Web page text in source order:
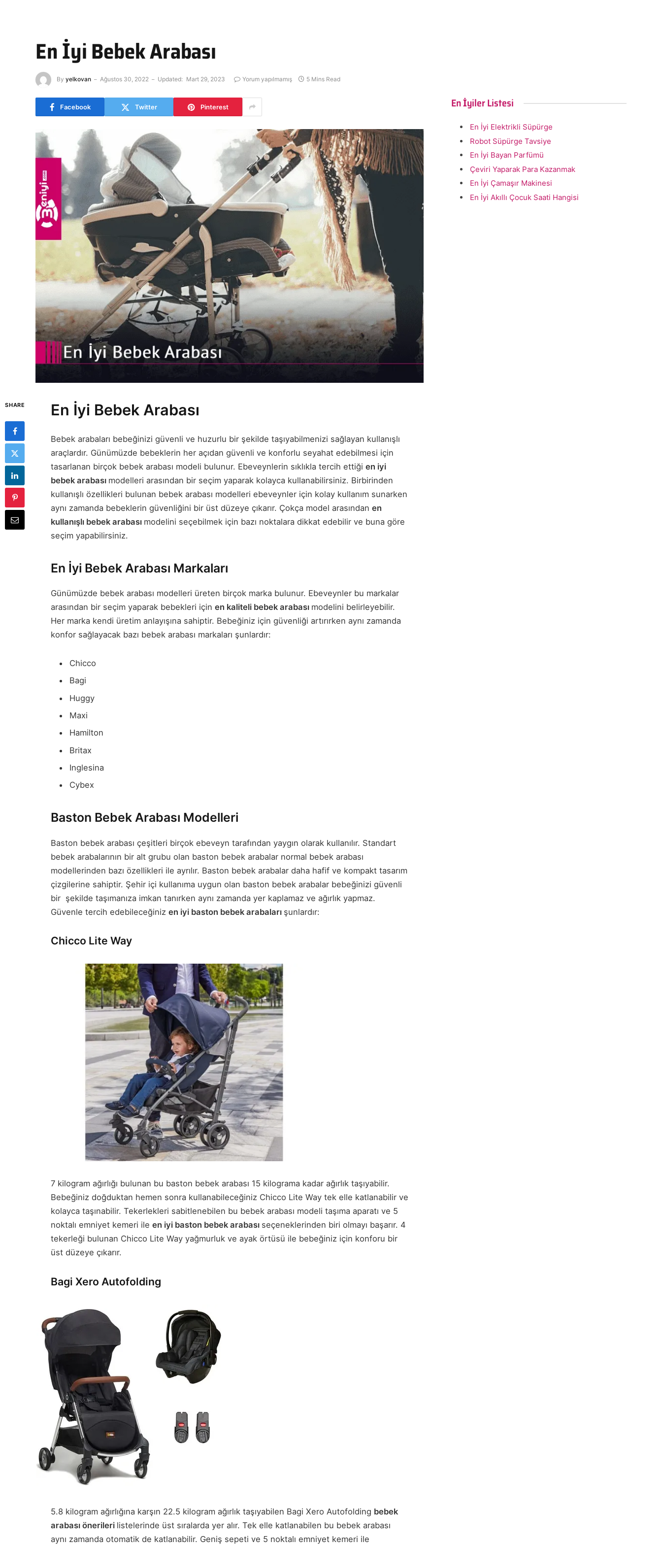
En İyi Bebek Arabası
By yelkovan Ağustos 30, 2022 Updated: Mart 29, 2023 Yorum yapılmamış 5 Mins Read
Facebook Twitter Pinterest
SHARE En İyi Bebek Arabası
Bebek arabaları bebeğinizi güvenli ve huzurlu bir şekilde taşıyabilmenizi sağlayan kullanışlı
araçlardır. Günümüzde bebeklerin her açıdan güvenli ve konforlu seyahat edebilmesi için
tasarlanan birçok bebek arabası modeli bulunur. Ebeveynlerin sıklıkla tercih ettiği en iyi
bebek arabası modelleri arasından bir seçim yaparak kolayca kullanabilirsiniz. Birbirinden
kullanışlı özellikleri bulunan bebek arabası modelleri ebeveynler için kolay kullanım sunarken
aynı zamanda bebeklerin güvenliğini bir üst düzeye çıkarır. Çokça model arasından en
kullanışlı bebek arabası modelini seçebilmek için bazı noktalara dikkat edebilir ve buna göre
seçim yapabilirsiniz.
En İyi Bebek Arabası Markaları
Günümüzde bebek arabası modelleri üreten birçok marka bulunur. Ebeveynler bu markalar
arasından bir seçim yaparak bebekleri için en kaliteli bebek arabası modelini belirleyebilir.
Her marka kendi üretim anlayışına sahiptir. Bebeğiniz için güvenliği artırırken aynı zamanda
konfor sağlayacak bazı bebek arabası markaları şunlardır:
Chicco
Bagi
Huggy
Maxi
Hamilton
Britax
Inglesina
Cybex
Baston Bebek Arabası Modelleri
Baston bebek arabası çeşitleri birçok ebeveyn tarafından yaygın olarak kullanılır. Standart
bebek arabalarının bir alt grubu olan baston bebek arabalar normal bebek arabası
modellerinden bazı özellikleri ile ayrılır. Baston bebek arabalar daha hafif ve kompakt tasarım
çizgilerine sahiptir. Şehir içi kullanıma uygun olan baston bebek arabalar bebeğinizi güvenli
bir şekilde taşımanıza imkan tanırken aynı zamanda yer kaplamaz ve ağırlık yapmaz.
Güvenle tercih edebileceğiniz en iyi baston bebek arabaları şunlardır:
Chicco Lite Way
7 kilogram ağırlığı bulunan bu baston bebek arabası 15 kilograma kadar ağırlık taşıyabilir.
Bebeğiniz doğduktan hemen sonra kullanabileceğiniz Chicco Lite Way tek elle katlanabilir ve
kolayca taşınabilir. Tekerlekleri sabitlenebilen bu bebek arabası modeli taşıma aparatı ve 5
noktalı emniyet kemeri ile en iyi baston bebek arabası seçeneklerinden biri olmayı başarır. 4
tekerleği bulunan Chicco Lite Way yağmurluk ve ayak örtüsü ile bebeğiniz için konforu bir
üst düzeye çıkarır.
Bagi Xero Autofolding
5.8 kilogram ağırlığına karşın 22.5 kilogram ağırlık taşıyabilen Bagi Xero Autofolding bebek
arabası önerileri listelerinde üst sıralarda yer alır. Tek elle katlanabilen bu bebek arabası
aynı zamanda otomatik de katlanabilir. Geniş sepeti ve 5 noktalı emniyet kemeri ile
En İyiler Listesi
En İyi Elektrikli Süpürge
Robot Süpürge Tavsiye
En İyi Bayan Parfümü
Çeviri Yaparak Para Kazanmak
En İyi Çamaşır Makinesi
En İyi Akıllı Çocuk Saati Hangisi